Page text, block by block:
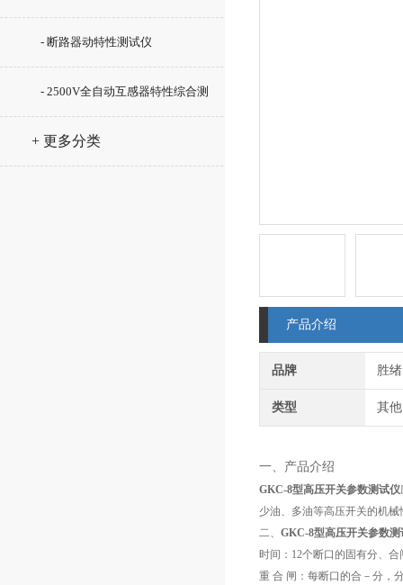
- 断路器动特性测试仪
- 2500V全自动互感器特性综合测
试仪
+ 更多分类
产品介绍
品牌 胜
类型 其他
一、产品介绍
GKC-8型高压开关参数测试仪
少油、多油等高压开关的机
二、 GKC-8型高压开关参数测
时间：12个断口的固有分、
重 合 闸：每断口的合－分，